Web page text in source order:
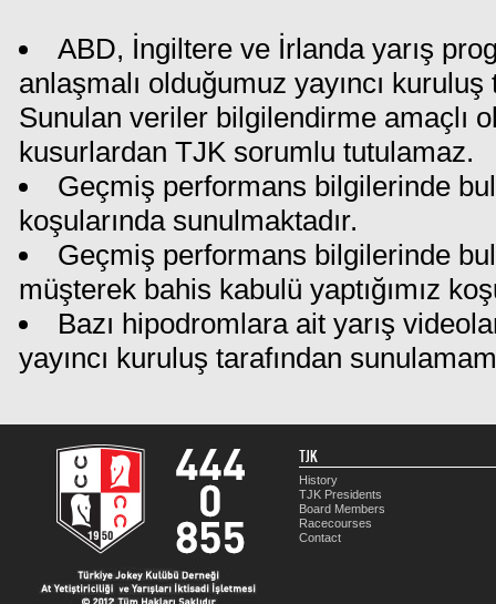
ABD, İngiltere ve İrlanda yarış
anlaşmalı olduğumuz yayıncı
Sunulan veriler bilgilendirme amaçlı
kusurlardan TJK sorumlu tutulamaz.
Geçmiş performans bilgilerinde
koşularında sunulmaktadır.
Geçmiş performans bilgilerinde
müşterek bahis kabulü yaptığımız
Bazı hipodromlara ait yarış
yayıncı kuruluş tarafından
TJK
History
TJK Presidents
Board Members
Racecourses
Contact